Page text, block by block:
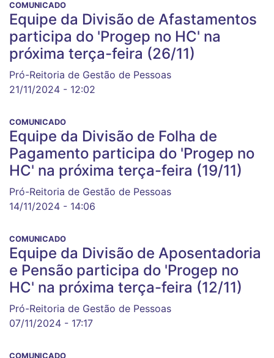
COMUNICADO
Equipe da Divisão de Afastamentos
participa do 'Progep no HC' na
próxima terça-feira (26/11)
Pró-Reitoria de Gestão de Pessoas
21/11/2024 - 12:02
COMUNICADO
Equipe da Divisão de Folha de
Pagamento participa do 'Progep no
HC' na próxima terça-feira (19/11)
Pró-Reitoria de Gestão de Pessoas
14/11/2024 - 14:06
COMUNICADO
Equipe da Divisão de Aposentadoria
e Pensão participa do 'Progep no
HC' na próxima terça-feira (12/11)
Pró-Reitoria de Gestão de Pessoas
07/11/2024 - 17:17
COMUNICADO